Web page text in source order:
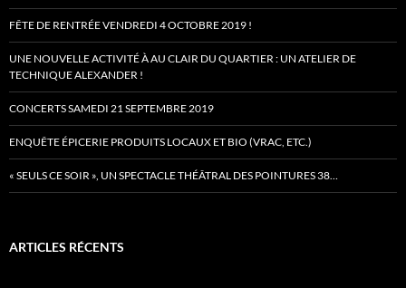
FÊTE DE RENTRÉE VENDREDI 4 OCTOBRE 2019 !
UNE NOUVELLE ACTIVITÉ À AU CLAIR DU QUARTIER : UN ATELIER DE
TECHNIQUE ALEXANDER !
CONCERTS SAMEDI 21 SEPTEMBRE 2019
ENQUÊTE ÉPICERIE PRODUITS LOCAUX ET BIO (VRAC, ETC.)
« SEULS CE SOIR », UN SPECTACLE THÉÂTRAL DES POINTURES 38…
ARTICLES RÉCENTS